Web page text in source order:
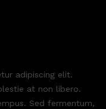
adipiscing elit.
at non libero.
Sed fermentum,